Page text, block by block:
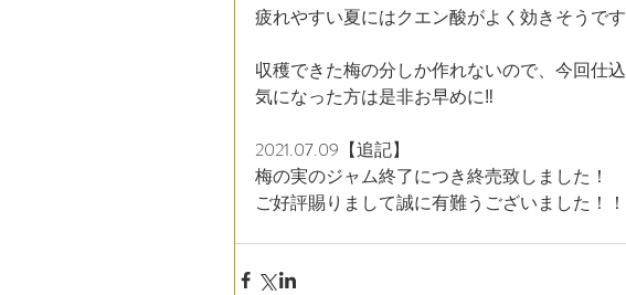
疲れやすい夏にはクエン酸がよく効きそうです
収穫できた梅の分しか作れないので、今回仕
気になった方は是非お早めに‼︎
2021.07.09【追記】
梅の実のジャム終了につき終売致しました！
ご好評賜りまして誠に有難うございました！！